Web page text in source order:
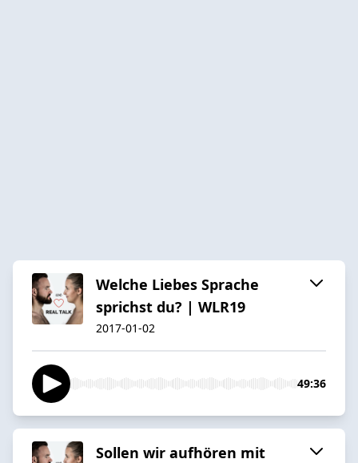
Welche Liebes Sprache
sprichst du? | WLR19
2017-01-02
49:36
Sollen wir aufhören mit